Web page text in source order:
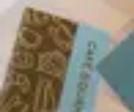
Sélection Logiciels
Guides PratiquesChoix de logiciels
Sélection Evaluation de logiciels
Sélection Logiciels